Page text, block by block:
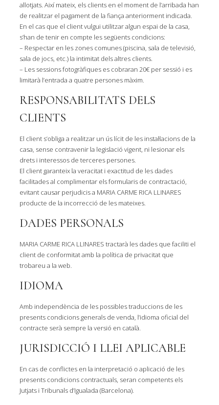
allotjats. Així mateix, els clients en el moment de l’arribada han
de realitzar el pagament de la fiança anteriorment indicada.
En el cas que el client vulgui utilitzar algun espai de la casa,
s’han de tenir en compte les següents condicions:
– Respectar en les zones comunes (piscina, sala de televisió,
sala de jocs, etc.) la intimitat dels altres clients.
– Les sessions fotogràfiques es cobraran 20€ per sessió i es
limitarà l’entrada a quatre persones màxim.
RESPONSABILITATS DELS
CLIENTS
El client s’obliga a realitzar un ús lícit de les instal·lacions de la
casa, sense contravenir la legislació vigent, ni lesionar els
drets i interessos de terceres persones.
El client garanteix la veracitat i exactitud de les dades
facilitades al complimentar els formularis de contractació,
evitant causar perjudicis a MARIA CARME RICA LLINARES
producte de la incorrecció de les mateixes.
DADES PERSONALS
MARIA CARME RICA LLINARES tractarà les dades que faciliti el
client de conformitat amb la política de privacitat que
trobareu a la web.
IDIOMA
Amb independència de les possibles traduccions de les
presents condicions generals de venda, l’idioma oficial del
contracte serà sempre la versió en català.
JURISDICCIÓ I LLEI APLICABLE
En cas de conflictes en la interpretació o aplicació de les
presents condicions contractuals, seran competents els
Jutjats i Tribunals d’Igualada (Barcelona).